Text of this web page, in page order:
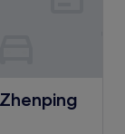
by IHG